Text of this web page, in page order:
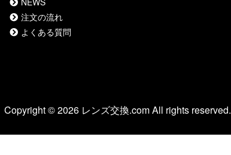
注文の流れ
よくある質問
Copyright © 2026 レンズ交換.com All rights reserved.